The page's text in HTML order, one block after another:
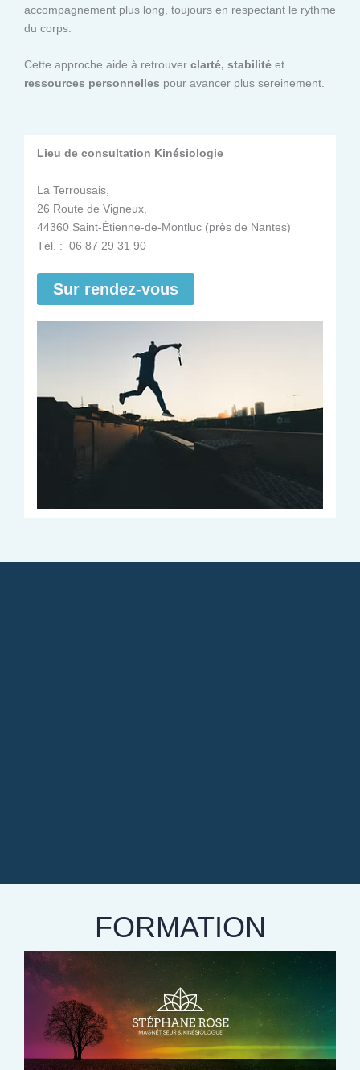
accompagnement plus long, toujours en respectant le rythme
du corps.
Cette approche aide à retrouver clarté, stabilité et
ressources personnelles pour avancer plus sereinement.
Lieu de consultation Kinésiologie
La Terrousais,
26 Route de Vigneux,
44360 Saint-Étienne-de-Montluc (près de Nantes)
Tél. : 06 87 29 31 90
Sur rendez-vous
FORMATION